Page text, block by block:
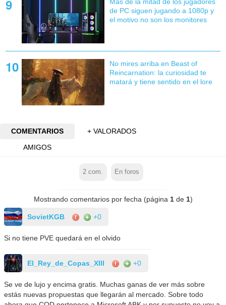
de PC siguen jugando a 1080p y
el motivo no son los monitores
No mires arriba en Beast of
Reincarnation: la curiosidad te
matará y tiene sentido en el lore
COMENTARIOS
+ VALORADOS
AMIGOS
2 com. En foros
Mostrando comentarios por fecha (página 1de 1)
SovietKGB +0
Si no tiene PVE quedará en el olvido
El_Rey_de_Copas_XIII +0
Se ve de lujo y encima gratis. Muchas ganas de ver más sobre
estás nuevas propuestas que llegarán al mercado. Sobre todo